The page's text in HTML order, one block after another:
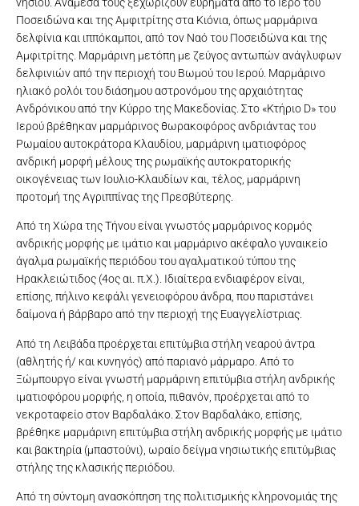
Ποσειδώνα και της Αμφιτρίτης στα Κιόνια, όπως μαρμάρινα
δελφίνια και ιππόκαμποι, από τον Ναό του Ποσειδώνα και της
Αμφιτρίτης. Μαρμάρινη μετόπη με ζεύγος αντωπών ανάγλυφων
δελφινιών από την περιοχή του Βωμού του Ιερού. Μαρμάρινο
ηλιακό ρολόι του διάσημου αστρονόμου της αρχαιότητας
Ανδρόνικου από την Κύρρο της Μακεδονίας. Στο «Κτήριο D» του
Ιερού βρέθηκαν μαρμάρινος θωρακοφόρος ανδριάντας του
Ρωμαίου αυτοκράτορα Κλαυδίου, μαρμάρινη ιματιοφόρος
ανδρική μορφή μέλους της ρωμαϊκής αυτοκρατορικής
οικογένειας των Ιουλιο-Κλαυδίων και, τέλος, μαρμάρινη
προτομή της Αγριππίνας της Πρεσβύτερης.
Από τη Χώρα της Τήνου είναι γνωστός μαρμάρινος κορμός
ανδρικής μορφής με ιμάτιο και μαρμάρινο ακέφαλο γυναικείο
άγαλμα ρωμαϊκής περιόδου του αγαλματικού τύπου της
Ηρακλειώτιδος (4ος αι. π.Χ.). Ιδιαίτερα ενδιαφέρον είναι,
επίσης, πήλινο κεφάλι γενειοφόρου άνδρα, που παριστάνει
δαίμονα ή βάρβαρο από την περιοχή της Ευαγγελίστριας.
Από τη Λειβάδα προέρχεται επιτύμβια στήλη νεαρού άντρα
(αθλητής ή/ και κυνηγός) από παριανό μάρμαρο. Από το
Ξώμπουργο είναι γνωστή μαρμάρινη επιτύμβια στήλη ανδρικής
ιματιοφόρου μορφής, η οποία, πιθανόν, προέρχεται από το
νεκροταφείο στον Βαρδαλάκο. Στον Βαρδαλάκο, επίσης,
βρέθηκε μαρμάρινη επιτύμβια στήλη ανδρικής μορφής με ιμάτιο
και βακτηρία (μπαστούνι), ωραίο δείγμα νησιωτικής επιτύμβιας
στήλης της κλασικής περιόδου.
Από τη σύντομη ανασκόπηση της πολιτισμικής κληρονομιάς της